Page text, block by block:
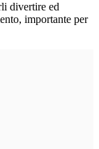
divertire ed
importante per